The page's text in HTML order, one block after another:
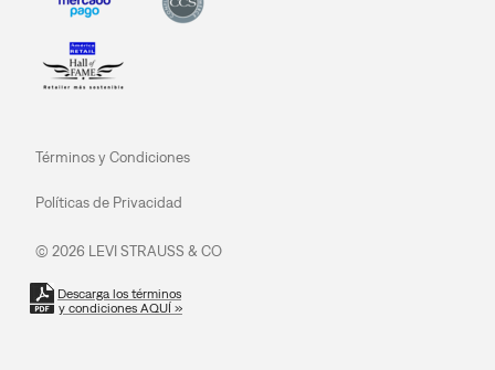
Términos y Condiciones
Políticas de Privacidad
© 2026 LEVI STRAUSS & CO
Descarga los términos
y condiciones AQUÍ »